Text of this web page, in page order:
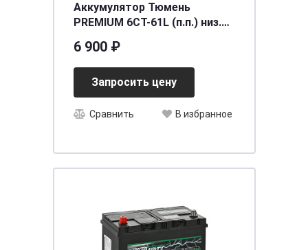
Аккумулятор Тюмень
PREMIUM 6СТ-61L (п.п.) низ.
6 900 ₽
Запросить цену
Сравнить В избранное